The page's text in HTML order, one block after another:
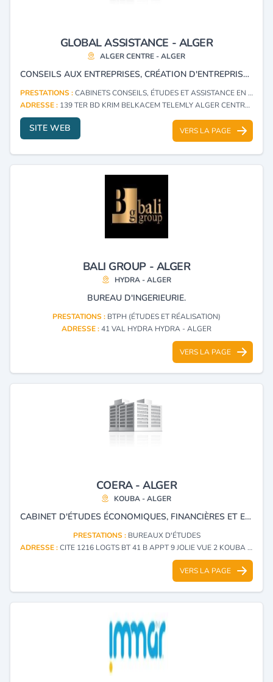
GLOBAL ASSISTANCE - ALGER
ALGER CENTRE - ALGER
CONSEILS AUX ENTREPRISES, CRÉATION D'ENTREPRISES, CONSEILS JURIDIQUES, ACCOMPAGNEMENT ET ASSISTANCE.
PRESTATIONS :CABINETS CONSEILS, ÉTUDES ET ASSISTANCE EN INVESTISSEMENT
ADRESSE : 139 TER BD KRIM BELKACEM TELEMLY ALGER CENTRE - ALGER
SITE WEB VERS LA PAGE
BALI GROUP - ALGER
HYDRA - ALGER
BUREAU D'INGERIEURIE.
PRESTATIONS : BTPH (ÉTUDES ET RÉALISATION)
ADRESSE :41 VAL HYDRA HYDRA - ALGER
VERS LA PAGE
COERA - ALGER
KOUBA - ALGER
CABINET D'ÉTUDES ÉCONOMIQUES, FINANCIÈRES ET EN INVESTISSEMENT ET CONSEILS AUX ENTREPRISES.
PRESTATIONS : BUREAUX D'ÉTUDES
ADRESSE :CITE 1216 LOGTS BT 41 B APPT 9 JOLIE VUE 2 KOUBA - ALGER
VERS LA PAGE